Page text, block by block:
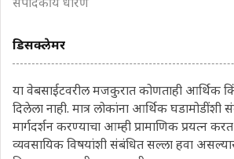
संपादकीय धोरण
डिसक्लेमर
या वेबसाईटवरील मजकुरात कोणताही आर्थिक
दिलेला नाही. मात्र लोकांना आर्थिक घडामोडींशी
मार्गदर्शन करण्याचा आम्ही प्रामाणिक प्रयत्न
व्यवसायिक विषयांशी संबंधित सल्ला हवा